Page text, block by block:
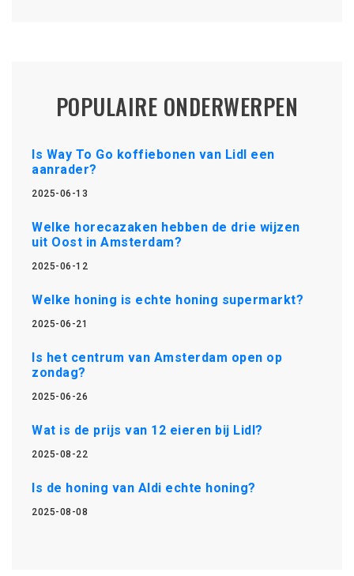
POPULAIRE ONDERWERPEN
Is Way To Go koffiebonen van Lidl een
aanrader?
2025-06-13
Welke horecazaken hebben de drie wijzen
uit Oost in Amsterdam?
2025-06-12
Welke honing is echte honing supermarkt?
2025-06-21
Is het centrum van Amsterdam open op
zondag?
2025-06-26
Wat is de prijs van 12 eieren bij Lidl?
2025-08-22
Is de honing van Aldi echte honing?
2025-08-08